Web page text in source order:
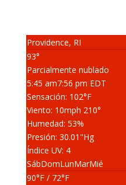
Providence, RI
93°
Parcialmente nublado
5:45 am7:56 pm EDT
Sensación: 102°F
Viento: 10mph 210°
Humedad: 53%
Presión: 30.01 "Hg
Índice UV: 4
SábDomLunMarMié
90°F/ 72°F